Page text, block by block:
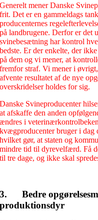
Generelt mener Danske
frit. Det er en gammeldags
producenternes
på landbrugene. Derfor er det
svinebesætning har kontrol
bedste. Er der enkelte, der
på dem og vi mener, at
fremfor straf. Vi mener i
afvente resultatet af de nye
overskridelser holdes for sig.
Danske Svineproducenter
at afskaffe den anden
ændres i
kvægproducenter bruger i dag
hvilket gør, at staten og
mindre tid til dyrevelfærd. Få
til tre dage, og ikke skal
3. Bedre
produktionsdyr